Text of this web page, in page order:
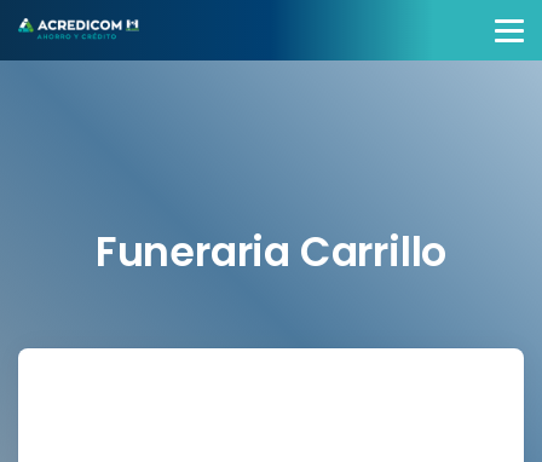
Funeraria Carrillo